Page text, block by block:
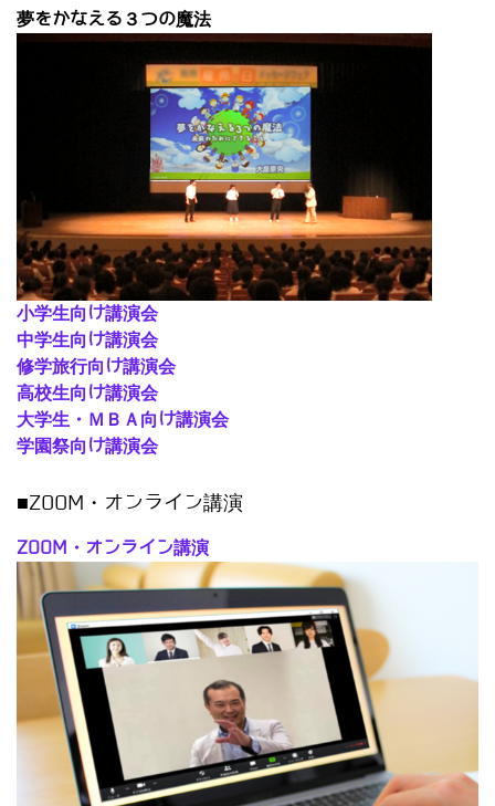
夢をかなえる３つの魔法
小学生向け講演会
中学生向け講演会
修学旅行向け講演会
高校生向け講演会
大学生・ＭＢＡ向け講演会
学園祭向け講演会
■ZOOM・オンライン講演
ZOOM・オンライン講演